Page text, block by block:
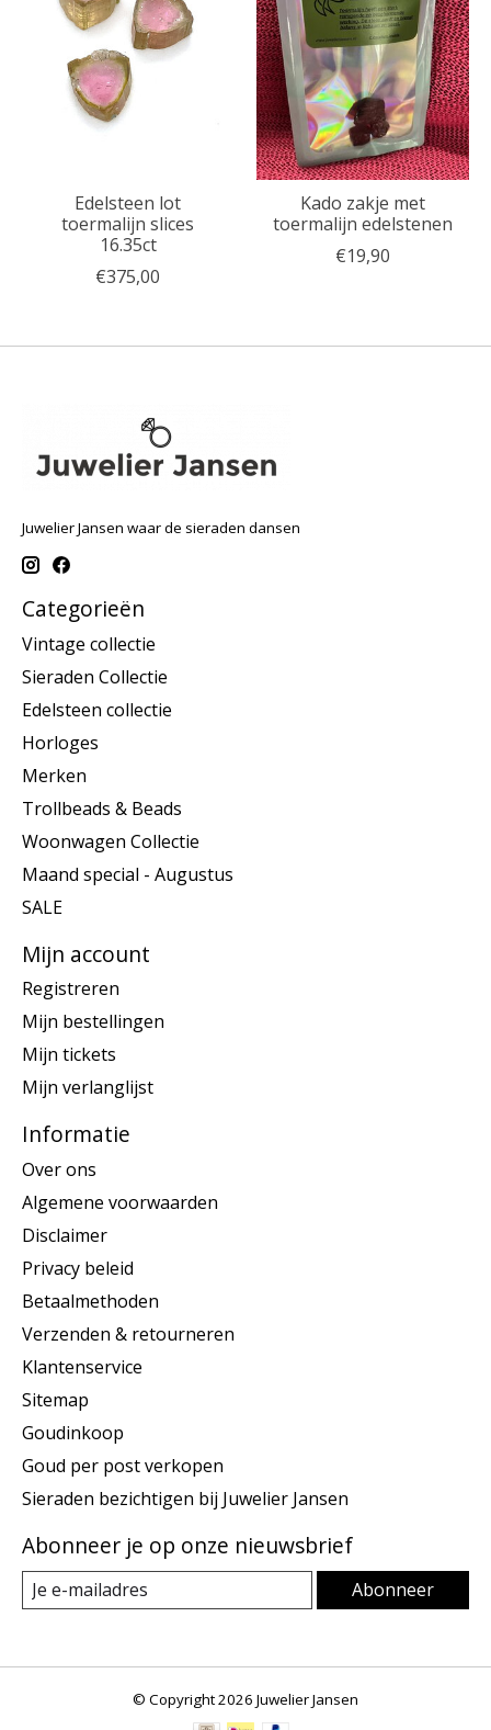
Edelsteen lot
toermalijn slices
16.35ct
€375,00
Kado zakje met
toermalijn edelstenen
€19,90
Juwelier Jansen waar de sieraden dansen
Categorieën
Vintage collectie
Sieraden Collectie
Edelsteen collectie
Horloges
Merken
Trollbeads & Beads
Woonwagen Collectie
Maand special - Augustus
SALE
Mijn account
Registreren
Mijn bestellingen
Mijn tickets
Mijn verlanglijst
Informatie
Over ons
Algemene voorwaarden
Disclaimer
Privacy beleid
Betaalmethoden
Verzenden & retourneren
Klantenservice
Sitemap
Goudinkoop
Goud per post verkopen
Sieraden bezichtigen bij Juwelier Jansen
Abonneer je op onze nieuwsbrief
Abonneer
© Copyright 2026 Juwelier Jansen